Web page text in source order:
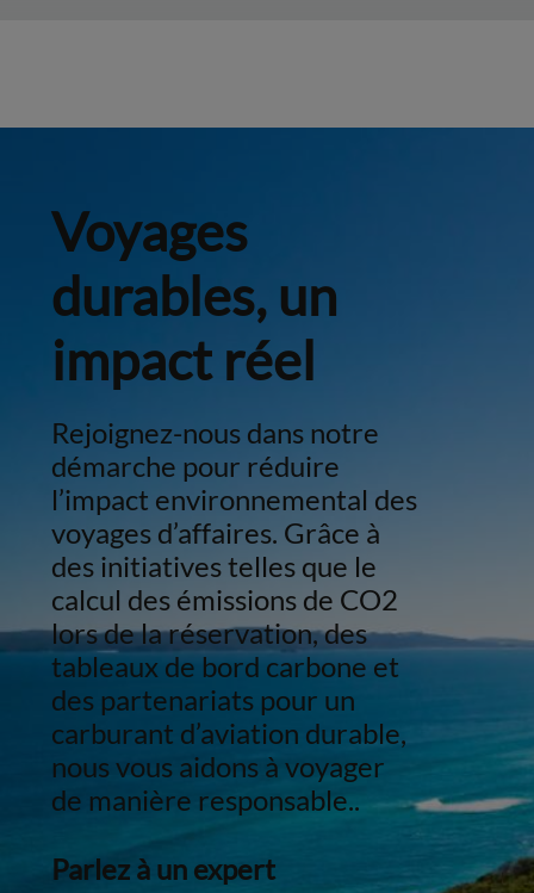
Voyages
durables, un
impact réel
Rejoignez-nous dans notre
démarche pour réduire
l’impact environnemental des
voyages d’affaires. Grâce à
des initiatives telles que le
calcul des émissions de CO2
lors de la réservation, des
tableaux de bord carbone et
des partenariats pour un
carburant d’aviation durable,
nous vous aidons à voyager
de manière responsable..
Parlez à un expert